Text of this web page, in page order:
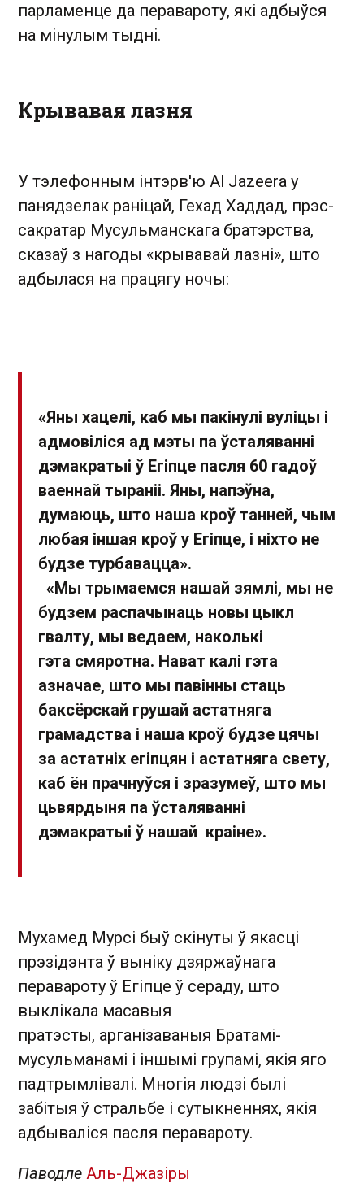
парламенце да перавароту, які адбыўся
на мінулым тыдні.
Крывавая лазня
У тэлефонным інтэрв'ю Al Jazeera у
панядзелак раніцай, Гехад Хаддад, прэс-
сакратар Мусульманскага братэрства,
сказаў з нагоды «крывавай лазні», што
адбылася на працягу ночы:
«Яны хацелі, каб мы пакінулі вуліцы і
адмовіліся ад мэты па ўсталяванні
дэмакратыі ў Егіпце пасля 60 гадоў
ваеннай тыраніі. Яны, напэўна,
думаюць, што наша кроў танней, чым
любая іншая кроў у Егіпце, і ніхто не
будзе турбавацца».
«Мы трымаемся нашай зямлі, мы не
будзем распачынаць новы цыкл
гвалту, мы ведаем, наколькі
гэта смяротна. Нават калі гэта
азначае, што мы павінны стаць
баксёрскай грушай астатняга
грамадства і наша кроў будзе цячы
за астатніх егіпцян і астатняга свету,
каб ён прачнуўся і зразумеў, што мы
цьвярдыня па ўсталяванні
дэмакратыі ў нашай краіне».
Мухамед Мурсі быў скінуты ў якасці
прэзідэнта ў выніку дзяржаўнага
перавароту ў Егіпце ў сераду, што
выклікала масавыя
пратэсты, арганізаваныя Братамі-
мусульманамі і іншымі групамі, якія яго
падтрымлівалі. Многія людзі былі
забітыя ў стральбе і сутыкненнях, якія
адбываліся пасля перавароту.
Паводле Аль-Джазіры